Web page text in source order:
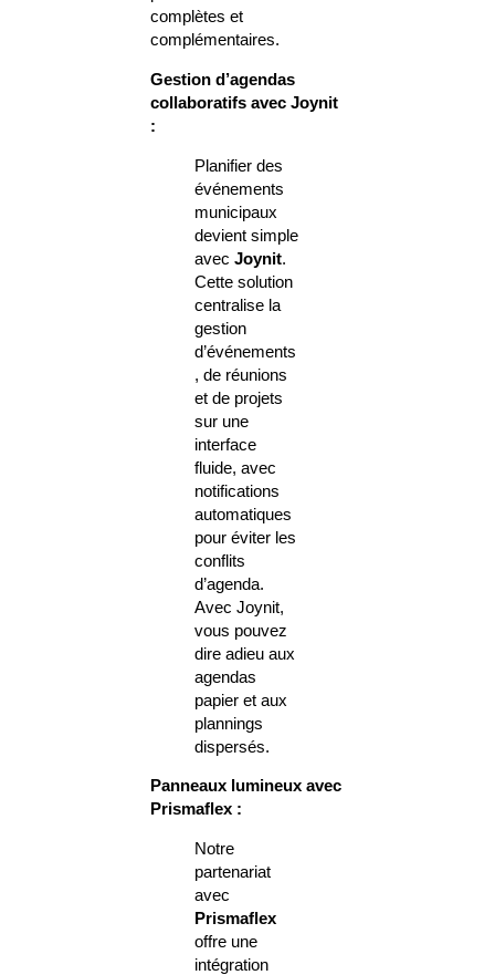
complètes et
complémentaires.
Gestion d’agendas
collaboratifs avec Joynit
:
Planifier des
événements
municipaux
devient simple
avecJoynit.
Cette solution
centralise la
gestion
d’événements
, de réunions
et de projets
sur une
interface
fluide, avec
notifications
automatiques
pour éviter les
conflits
d’agenda.
Avec Joynit,
vous pouvez
dire adieu aux
agendas
papier et aux
plannings
dispersés.
Panneaux lumineux avec
Prismaflex :
Notre
partenariat
avec
Prismaflex
offre une
intégration